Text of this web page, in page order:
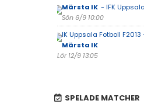
Märsta IK - IFK
Sön 6/9 10:00
IK Uppsala Fotboll F2013
Märsta IK
Lör 12/9 13:05
SPELADE MATCHER